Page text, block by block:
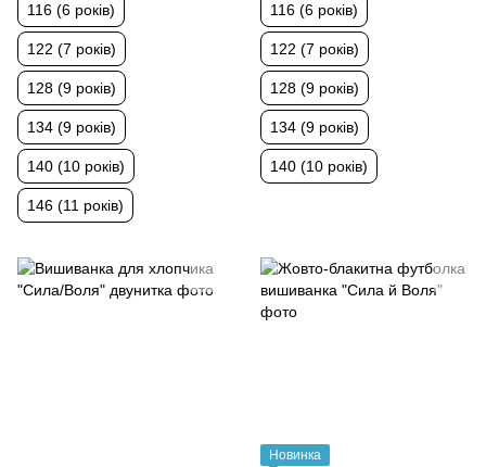
116 (6 років)
122 (7 років)
128 (9 років)
134 (9 років)
140 (10 років)
146 (11 років)
116 (6 років)
122 (7 років)
128 (9 років)
134 (9 років)
140 (10 років)
Новинка